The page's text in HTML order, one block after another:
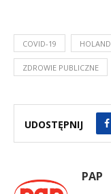
COVID-19
ZDROWIE PUBLICZNE
UDOSTĘPNIJ
PAP